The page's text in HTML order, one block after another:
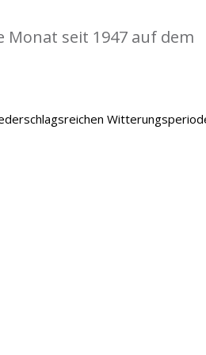
Monat seit 1947 auf dem